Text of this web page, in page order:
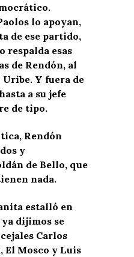
lo apoyan,
de ese partido,
respalda esas
de Rendón, al
Y fuera de
a su jefe
de tipo.
Rendón
y
de Bello, que
nada.
estalló en
dijimos se
Carlos
El Mosco y Luis